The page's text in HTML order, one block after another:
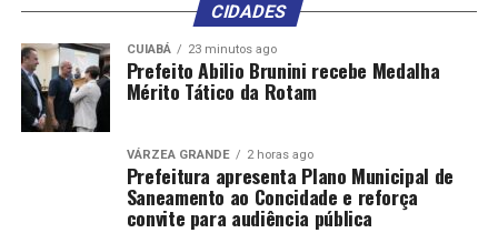
CIDADES
CUIABÁ 23 minutos ago
Prefeito Abilio Brunini recebe Medalha
Mérito Tático da Rotam
VÁRZEA GRANDE 2 horas ago
Prefeitura apresenta Plano Municipal de
Saneamento ao Concidade e reforça
convite para audiência pública